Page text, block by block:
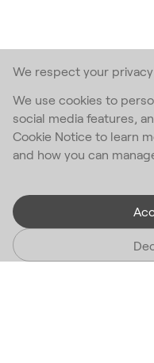
We respect your privacy
We use cookies to
social media features,
Cookie Notice to learn
and how you can